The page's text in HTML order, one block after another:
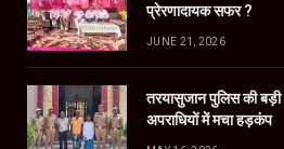
प्रेरणादायक सफर ?
JUNE 21, 2026
तरयासुजान पुलिस की बड़ी
अपराधियों में मचा हड़कंप